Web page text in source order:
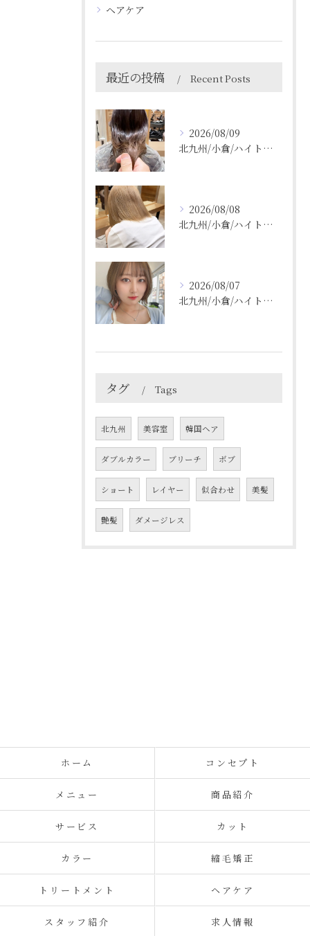
ヘアケア
最近の投稿 Recent Posts
2026/08/09
北九州/小倉/ハイトーン/ケアブリーチ/ブリーチカラー
2026/08/08
北九州/小倉/ハイトーン/ケアブリーチ/ブリーチカラー
2026/08/07
北九州/小倉/ハイトーン/ケアブリーチ/ブリーチカラー
タグ Tags
北九州 美容室 韓国ヘア
ダブルカラー ブリーチ ボブ
ショート レイヤー 似合わせ 美髪
艶髪 ダメージレス
ホーム コンセプト
メニュー 商品紹介
サービス カット
カラー 縮毛矯正
トリートメント ヘアケア
スタッフ紹介 求人情報